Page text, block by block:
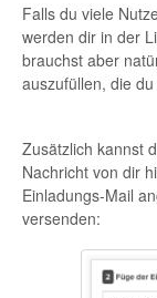
Falls du viele
werden dir in der
brauchst aber
auszufüllen, die
Zusätzlich kannst
Nachricht von dir
Einladungs-Mail
versenden: